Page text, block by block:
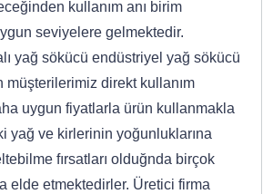
kullanım anı birim
seviyelere gelmektedir.
yağ sökücü endüstriyel yağ sökücü
müşterilerimiz direkt kullanım
uygun fiyatlarla ürün kullanmakla
yağ ve kirlerinin yoğunluklarına
fırsatları olduğnda birçok
elde etmektedirler. Üretici firma